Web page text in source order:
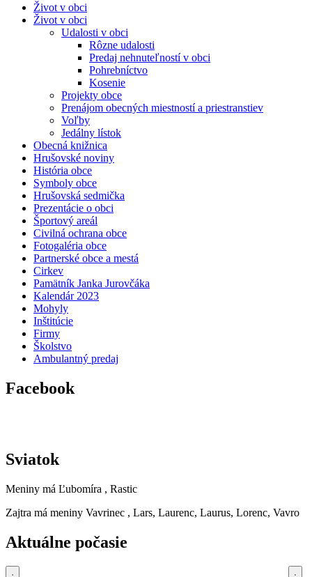
Život v obci
Život v obci
Udalosti v obci
Rôzne udalosti
Predaj nehnuteľností v obci
Pohrebníctvo
Kosenie
Projekty obce
Prenájom obecných miestností a priestranstiev
Voľby
Jedálny lístok
Obecná knižnica
Hrušovské noviny
História obce
Symboly obce
Hrušovská sedmička
Prezentácie o obci
Športový areál
Civilná ochrana obce
Fotogaléria obce
Partnerské obce a mestá
Cirkev
Pamätník Janka Jurovčáka
Kalendár 2023
Mohyly
Inštitúcie
Firmy
Školstvo
Ambulantný predaj
Facebook
Sviatok
Meniny má Ľubomíra , Rastic
Zajtra má meniny Vavrinec , Lars, Laurenc, Laurus, Lorenc, Vavro
Aktuálne počasie